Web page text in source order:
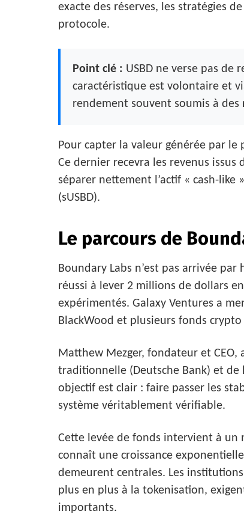
exacte des réserves, les stratégies
protocole.
Point clé : USBD ne verse pas de
caractéristique est volontaire et
rendement souvent soumis à
Pour capter la valeur générée par le
Ce dernier recevra les revenus
séparer nettement l’actif « cash-like
(sUSBD).
Le parcours de
Boundary Labs n’est pas arrivée
réussi à lever 2 millions de dollars
expérimentés. Galaxy Ventures a
BlackWood et plusieurs fonds crypto
Matthew Mezger, fondateur et
traditionnelle (Deutsche Bank) et de
objectif est clair : faire passer les
système véritablement vérifiable.
Cette levée de fonds intervient à un
connaît une croissance
demeurent centrales. Les
plus en plus à la tokenisation,
importants.